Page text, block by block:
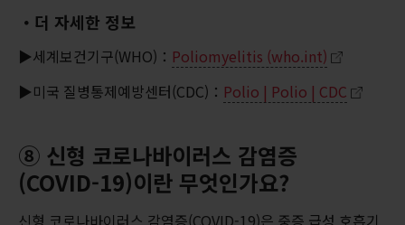
・더 자세한 정보
▶세계보건기구(WHO)： Poliomyelitis (who.int)
▶미국 질병통제예방센터(CDC)： Polio | Polio | CDC
⑧ 신형 코로나바이러스 감염증
(COVID-19)이란 무엇인가요?